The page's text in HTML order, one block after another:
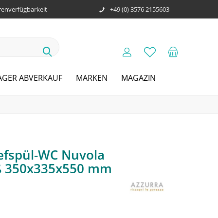
+49 (0) 3576 2155603
ABVERKAUF MARKEN MAGAZIN
WC Nuvola
mm